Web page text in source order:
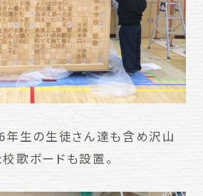
年生の生徒さん達も含め沢山
歌ボードも設置。